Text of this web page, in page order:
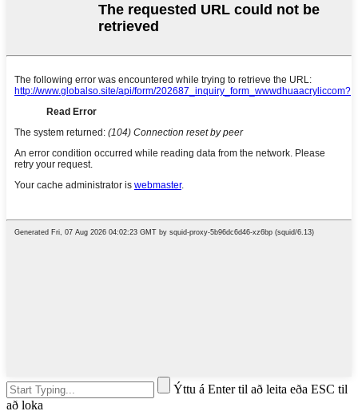
Ýttu á Enter til að leita eða ESC til
að loka